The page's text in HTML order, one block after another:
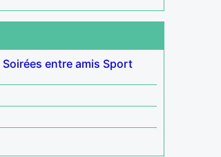
Soirées entre amis Sport